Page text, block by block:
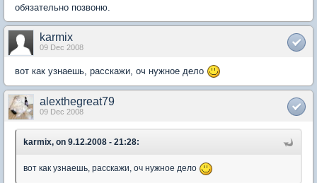
обязательно позвоню.
karmix
09 Dec 2008
вот как узнаешь, расскажи, оч нужное дело
alexthegreat79
09 Dec 2008
karmix, on 9.12.2008 - 21:28:
вот как узнаешь, расскажи, оч нужное дело